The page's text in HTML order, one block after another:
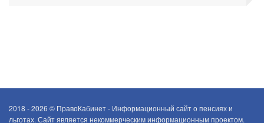
2018 - 2026 © ПравоКабинет - Информационный сайт о пенсиях и
льготах. Сайт является некоммерческим информационным проектом.